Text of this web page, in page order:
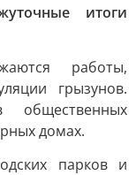
итоги
работы,
грызунов.
домах.
парков и